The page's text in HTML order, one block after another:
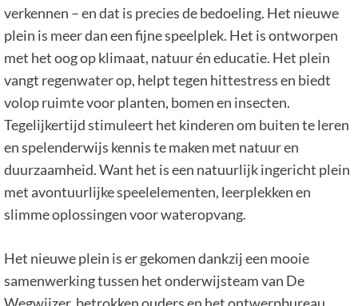
verkennen – en dat is precies de bedoeling. Het nieuwe
plein is meer dan een fijne speelplek. Het is ontworpen
met het oog op klimaat, natuur én educatie. Het plein
vangt regenwater op, helpt tegen hittestress en biedt
volop ruimte voor planten, bomen en insecten.
Tegelijkertijd stimuleert het kinderen om buiten te leren
en spelenderwijs kennis te maken met natuur en
duurzaamheid. Want het is een natuurlijk ingericht plein
met avontuurlijke speelelementen, leerplekken en
slimme oplossingen voor wateropvang.
Het nieuwe plein is er gekomen dankzij een mooie
samenwerking tussen het onderwijsteam van De
Wegwijzer, betrokken ouders en het ontwerpbureau